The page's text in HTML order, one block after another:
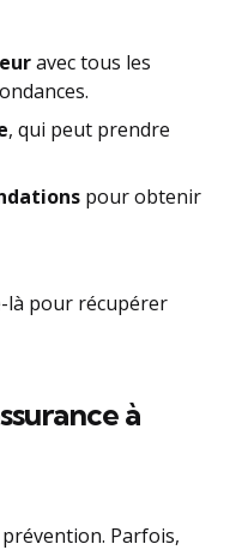
avec tous les
, qui peut prendre
pour obtenir
là pour récupérer
à
Parfois,